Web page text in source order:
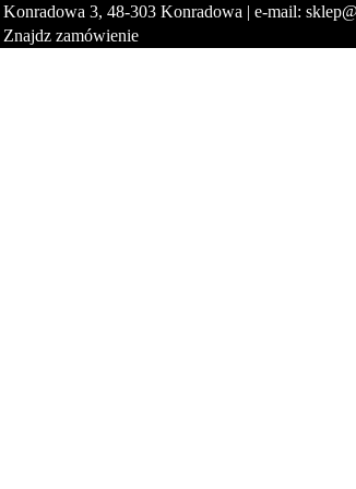
Konradowa 3, 48-303 Konradowa | e-mail:
Znajdz zamówienie